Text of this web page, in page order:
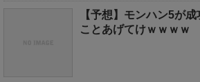
【予想】モンハン5が
ことあげてけｗｗｗｗ